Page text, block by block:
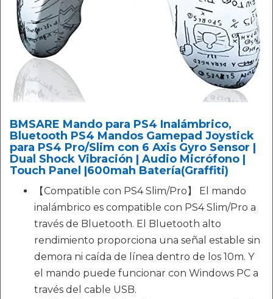
BMSARE Mando para PS4 Inalámbrico,
Bluetooth PS4 Mandos Gamepad Joystick
para PS4 Pro/Slim con 6 Axis Gyro Sensor |
Dual Shock Vibración | Audio Micrófono |
Touch Panel |600mah Batería(Graffiti)
【Compatible con PS4 Slim/Pro】 El mando
inalámbrico es compatible con PS4 Slim/Pro a
través de Bluetooth. El Bluetooth alto
rendimiento proporciona una señal estable sin
demora ni caída de línea dentro de los 10m. Y
el mando puede funcionar con Windows PC a
través del cable USB.